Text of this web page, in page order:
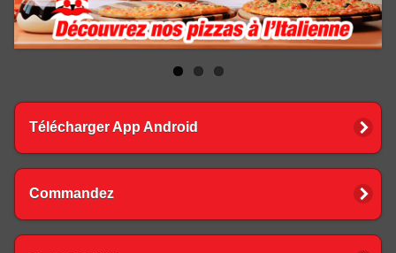
Télécharger App Android
Commandez